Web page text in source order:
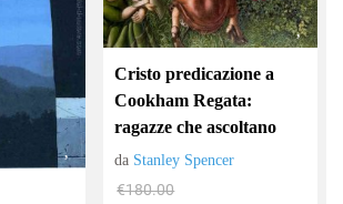
Cristo predicazione a
Cookham Regata:
ragazze che ascoltano
da Stanley Spencer
€180.00